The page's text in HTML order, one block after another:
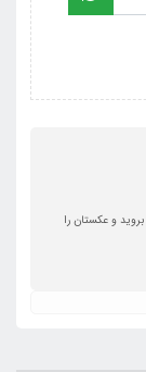
بروید و عکستان را